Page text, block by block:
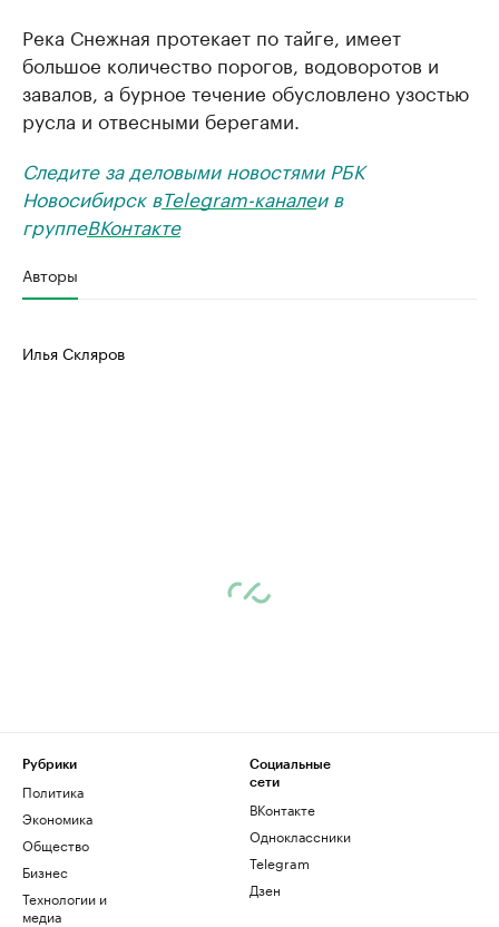
Река Снежная протекает по тайге, имеет
большое количество порогов, водоворотов и
завалов, а бурное течение обусловлено узостью
русла и отвесными берегами.
Следите за деловыми новостями РБК
Новосибирск вTelegram-каналеи в
группеВКонтакте
Авторы
Илья Скляров
Рубрики
Политика
Экономика
Общество
Бизнес
Технологии и
медиа
Социальные
сети
ВКонтакте
Одноклассники
Telegram
Дзен